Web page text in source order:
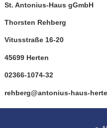
St. Antonius-Haus gGmbH
Thorsten Rehberg
Vitusstraße 16-20
45699 Herten
02366-1074-32
rehberg@antonius-haus-